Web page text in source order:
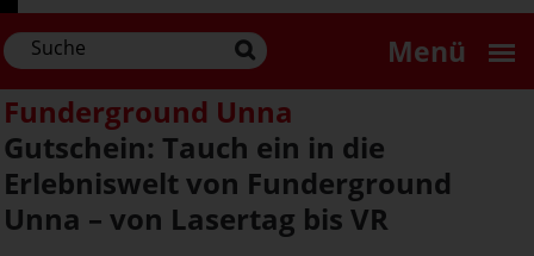
Menü
Funderground Unna
Gutschein: Tauch ein in die
Erlebniswelt von Funderground
Unna – von Lasertag bis VR